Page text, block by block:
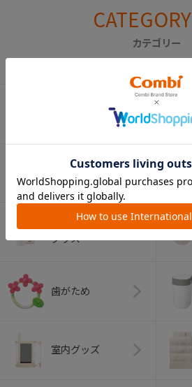
CATEGORY
カテゴリー
ベビーラック＆
ベビーチェア
グッズ
歯がため
室内グッズ